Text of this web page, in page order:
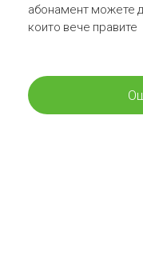
абонамент можете
които вече правите